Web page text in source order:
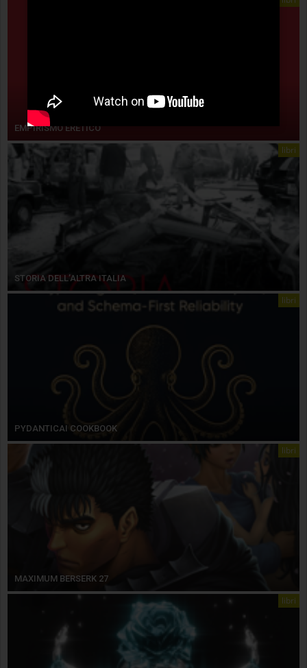
EMPIRISMO ERETICO
libri
STORIA DELL’ALTRA ITALIA
libri
PYDANTICAI COOKBOOK
libri
MAXIMUM BERSERK 27
libri